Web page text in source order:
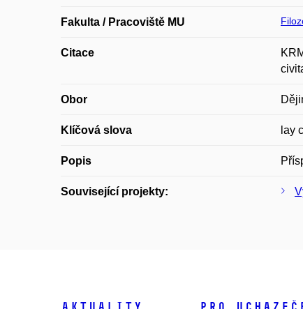
Fakulta / Pracoviště MU
Citace
Obor
Klíčová slova lay
Popis
Související projekty: